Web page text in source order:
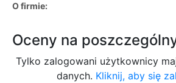
O firmie:
Oceny na
Tylko zalogowani użytkownicy
danych. Kliknij, aby się